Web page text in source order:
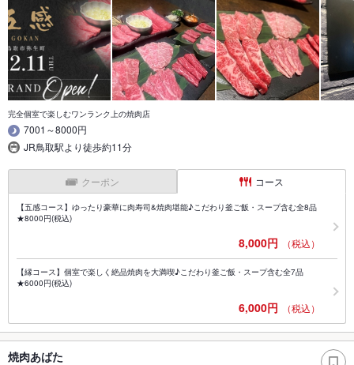
完全個室で楽しむワンランク上の焼肉店
7001～8000円
JR鳥取駅より徒歩約11分
クーポン コース
【五感コース】ゆったり豪華に肉寿司&焼肉堪能♪こだわり釜ご飯・スープ含む全8品
★8000円(税込)
8,000円 （税込）
【縁コース】個室で楽しく絶品焼肉を大満喫♪こだわり釜ご飯・スープ含む全7品
★6000円(税込)
6,000円 （税込）
焼肉あばた